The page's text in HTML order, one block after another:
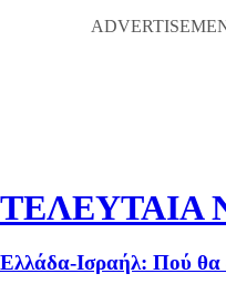
ΤΕΛΕΥΤΑΙΑ
Ελλάδα-Ισραήλ: Πού θα